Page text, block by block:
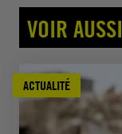
VOIR AUSSI
ACTUALITÉ